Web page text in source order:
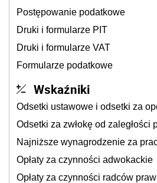
Postępowanie podatkowe
Druki i formularze PIT
Druki i formularze VAT
Formularze podatkowe
Wskaźniki
Odsetki ustawowe i odsetki za
Odsetki za zwłokę od zaległości
Najniższe wynagrodzenie za
Opłaty za czynności adwokackie
Opłaty za czynności radców